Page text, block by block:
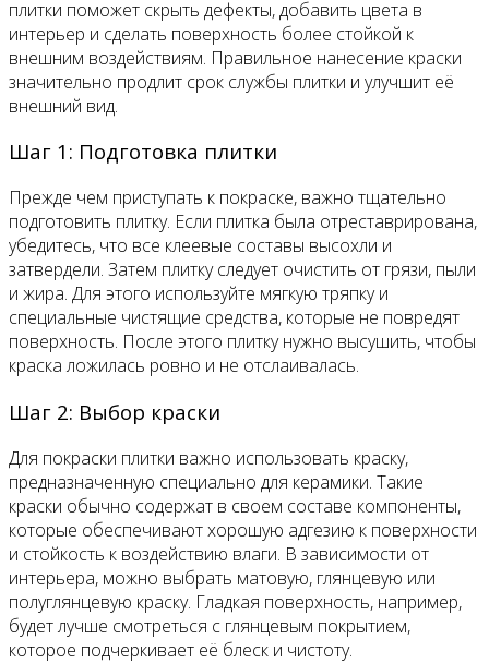
плитки поможет скрыть дефекты, добавить цвета в
интерьер и сделать поверхность более стойкой к
внешним воздействиям. Правильное нанесение краски
значительно продлит срок службы плитки и улучшит её
внешний вид.
Шаг 1: Подготовка плитки
Прежде чем приступать к покраске, важно тщательно
подготовить плитку. Если плитка была отреставрирована,
убедитесь, что все клеевые составы высохли и
затвердели. Затем плитку следует очистить от грязи, пыли
и жира. Для этого используйте мягкую тряпку и
специальные чистящие средства, которые не повредят
поверхность. После этого плитку нужно высушить, чтобы
краска ложилась ровно и не отслаивалась.
Шаг 2: Выбор краски
Для покраски плитки важно использовать краску,
предназначенную специально для керамики. Такие
краски обычно содержат в своем составе компоненты,
которые обеспечивают хорошую адгезию к поверхности
и стойкость к воздействию влаги. В зависимости от
интерьера, можно выбрать матовую, глянцевую или
полуглянцевую краску. Гладкая поверхность, например,
будет лучше смотреться с глянцевым покрытием,
которое подчеркивает её блеск и чистоту.